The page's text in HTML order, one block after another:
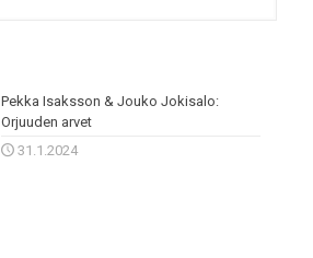
Pekka Isaksson & Jouko Jokisalo:
Orjuuden arvet
31.1.2024